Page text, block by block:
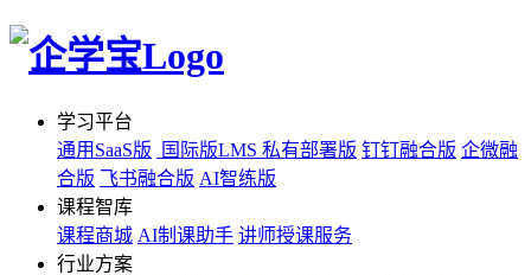
学习平台
通用SaaS版
国际版LMS 私有部署版 钉钉融合版 企微融
合版 飞书融合版 AI智练版
课程智库
课程商城 AI制课助手 讲师授课服务
行业方案